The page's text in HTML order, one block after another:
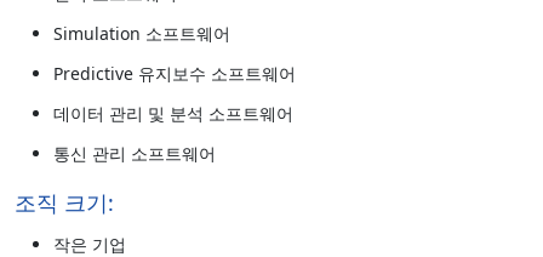
Simulation 소프트웨어
Predictive 유지보수 소프트웨어
데이터 관리 및 분석 소프트웨어
통신 관리 소프트웨어
조직 크기:
작은 기업